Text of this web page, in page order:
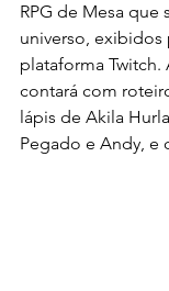
RPG de Mesa que
universo, exibidos
plataforma Twitch.
contará com
lápis de Akila
Pegado e Andy, e